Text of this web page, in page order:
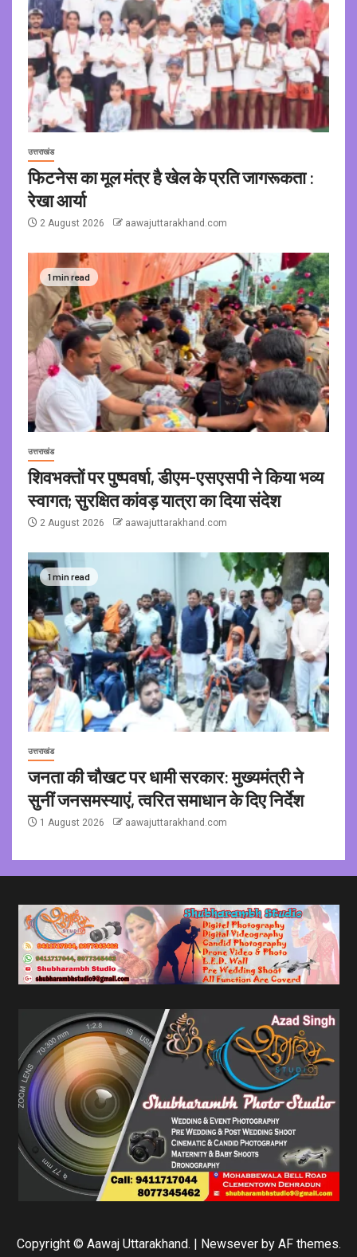
उत्तराखंड
फिटनेस का मूल मंत्र है खेल के प्रति जागरूकता :
रेखा आर्या
2 August 2026 aawajuttarakhand.com
1 min read
उत्तराखंड
शिवभक्तों पर पुष्पवर्षा, डीएम-एसएसपी ने किया भव्य
स्वागत; सुरक्षित कांवड़ यात्रा का दिया संदेश
2 August 2026 aawajuttarakhand.com
1 min read
उत्तराखंड
जनता की चौखट पर धामी सरकार: मुख्यमंत्री ने
सुनीं जनसमस्याएं, त्वरित समाधान के दिए निर्देश
1 August 2026 aawajuttarakhand.com
Copyright © Aawaj Uttarakhand. | Newseverby AF themes.